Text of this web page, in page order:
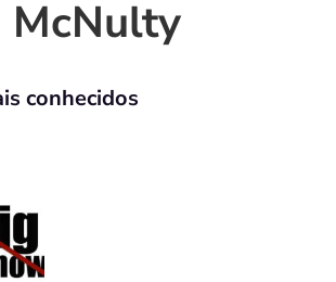
McNulty
conhecidos